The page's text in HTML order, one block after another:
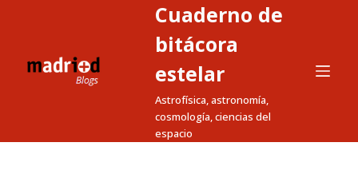
a
Cuaderno de
bitácora
estelar
Astrofísica, astronomía,
cosmología, ciencias del
espacio